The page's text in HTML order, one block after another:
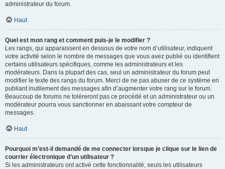
administrateur du forum.
Haut
Quel est mon rang et comment puis-je le modifier ?
Les rangs, qui apparaissent en dessous de votre nom d’utilisateur, indiquent
votre activité selon le nombre de messages que vous avez publié ou identifient
certains utilisateurs spécifiques, comme les administrateurs et les
modérateurs. Dans la plupart des cas, seul un administrateur du forum peut
modifier le texte des rangs du forum. Merci de ne pas abuser de ce système en
publiant inutilement des messages afin d’augmenter votre rang sur le forum.
Beaucoup de forums ne toléreront pas ce procédé et un administrateur ou un
modérateur pourra vous sanctionner en abaissant votre compteur de
messages.
Haut
Pourquoi m’est-il demandé de me connecter lorsque je clique sur le lien de
courrier électronique d’un utilisateur ?
Si les administrateurs ont activé cette fonctionnalité, seuls les utilisateurs